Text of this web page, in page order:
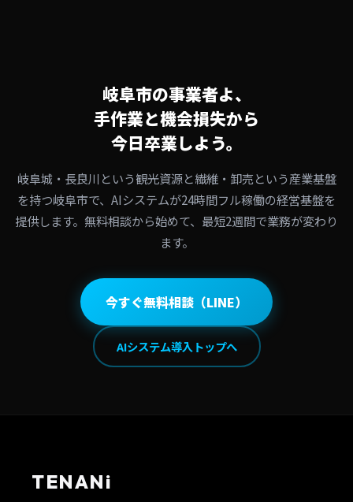
岐阜市の事業者よ、
手作業と機会損失から
今日卒業しよう。
岐阜城・長良川という観光資源と繊維・卸売という産業基盤
を持つ岐阜市で、AIシステムが24時間フル稼働の経営基盤を
提供します。無料相談から始めて、最短2週間で業務が変わり
ます。
今すぐ無料相談（LINE）
AIシステム導入トップへ
TENANi